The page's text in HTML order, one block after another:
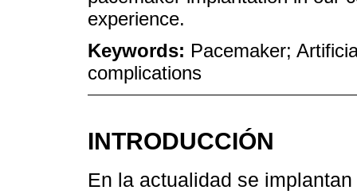
experience.
Keywords: Pacemaker;
complications
INTRODUCCIÓN
En la actualidad se